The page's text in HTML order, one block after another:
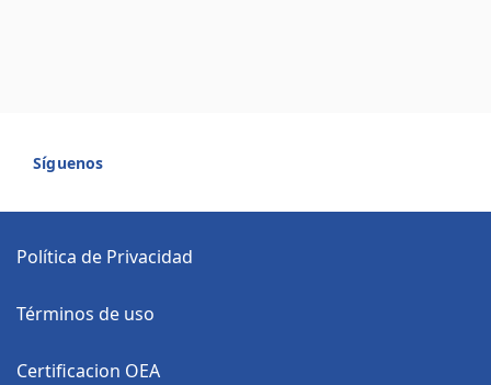
Síguenos
Política de Privacidad
Términos de uso
Certificacion OEA